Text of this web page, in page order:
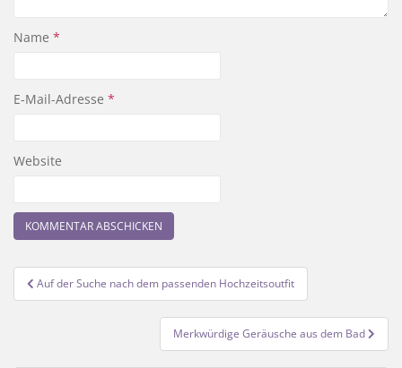
Name *
E-Mail-Adresse *
Website
Beitragsnavigation
Auf der Suche nach dem passenden Hochzeitsoutfit
Merkwürdige Geräusche aus dem Bad